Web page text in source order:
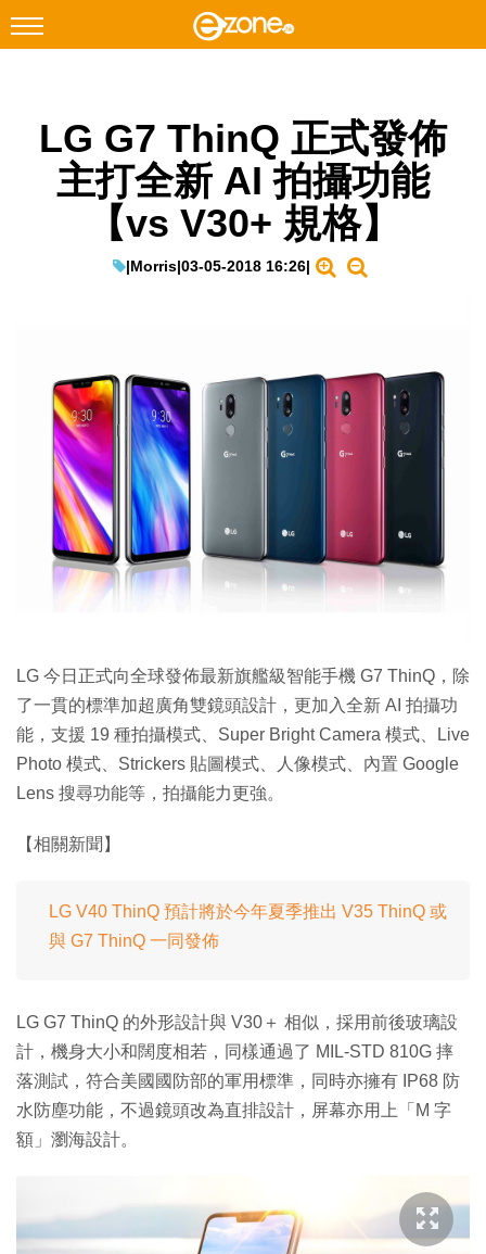
Facebook Instagram
科技焦點
IT Times
生成式AI與雲端應用
Enterprise Digital Transformation
LG G7 ThinQ 正式發佈
主打全新 AI 拍攝功能
【vs V30+ 規格】
|Morris|03-05-2018 16:26|
LG 今日正式向全球發佈最新旗艦級智能手機 G7 ThinQ，除
了一貫的標準加超廣角雙鏡頭設計，更加入全新 AI 拍攝功
能，支援 19 種拍攝模式、Super Bright Camera 模式、Live
Photo 模式、Strickers 貼圖模式、人像模式、內置 Google
Lens 搜尋功能等，拍攝能力更強。
【相關新聞】
LG V40 ThinQ 預計將於今年夏季推出 V35 ThinQ 或
與 G7 ThinQ 一同發佈
LG G7 ThinQ 的外形設計與 V30＋ 相似，採用前後玻璃設
計，機身大小和闊度相若，同樣通過了 MIL-STD 810G 摔
落測試，符合美國國防部的軍用標準，同時亦擁有 IP68 防
水防塵功能，不過鏡頭改為直排設計，屏幕亦用上「M 字
額」瀏海設計。